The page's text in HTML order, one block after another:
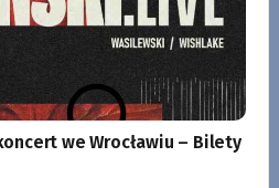
we Wrocławiu – Bilety